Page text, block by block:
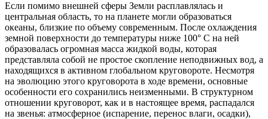
Если помимо внешней сферы Земли расплавлялась и
центральная область, то на планете могли образоваться
океаны, близкие по объему современным. После охлаждения
земной поверхности до температуры ниже 100° С на ней
образовалась огромная масса жидкой воды, которая
представляла собой не простое скопление неподвижных вод, а
находящихся в активном глобальном круговороте. Несмотря
на эволюцию этого круговорота в ходе времени, основные
особенности его сохранились неизменными. В структурном
отношении круговорот, как и в настоящее время, распадался
на звенья: атмосферное (испарение, перенос влаги, осадки),